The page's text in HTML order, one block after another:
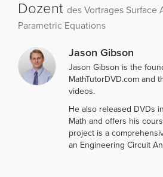
Dozent des Vortrages Surface
Parametric Equations
Jason Gibson
Jason Gibson is the
MathTutorDVD.com and
videos.
He also released DVDs
Math and offers his
project is a
an Engineering Circuit